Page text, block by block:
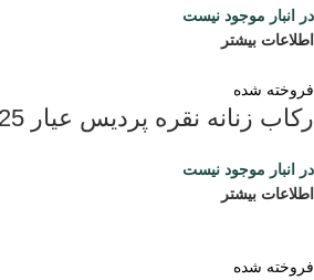
در انبار موجود نیست
اطلاعات بیشتر
فروخته شده
رکاب زنانه نقره پردیس عیار 925
در انبار موجود نیست
اطلاعات بیشتر
فروخته شده